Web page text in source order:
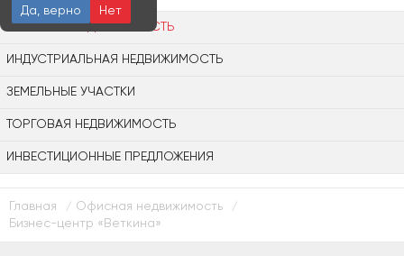
Да, верно
Нет
ОФИСНАЯ НЕДВИЖИМОСТЬ
ИНДУСТРИАЛЬНАЯ НЕДВИЖИМОСТЬ
ЗЕМЕЛЬНЫЕ УЧАСТКИ
ТОРГОВАЯ НЕДВИЖИМОСТЬ
ИНВЕСТИЦИОННЫЕ ПРЕДЛОЖЕНИЯ
Главная / Офисная недвижимость /
Бизнес-центр «Веткина»